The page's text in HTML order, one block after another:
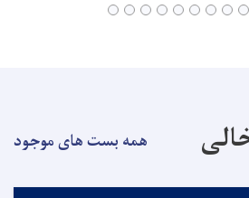
همه بست های موجود